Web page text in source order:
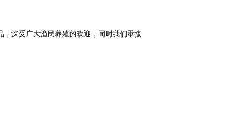
，深受广大渔民养殖的欢迎，同时我们承接